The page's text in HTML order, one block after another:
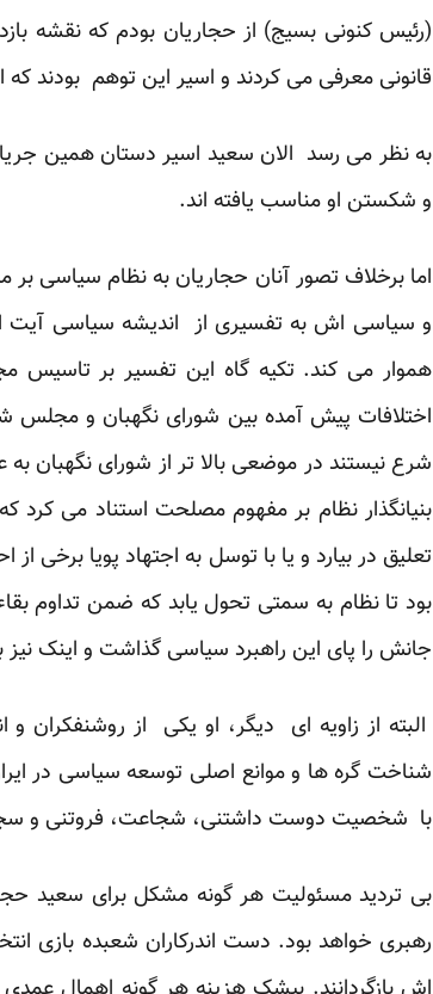
(رئیس کنونی بسیج) از حجاریان بودم که نقشه
قانونی معرفی می کردند و اسیر این توهم بودند
به نظر می رسد الان سعید اسیر دستان همین
و شکستن او مناسب یافته اند.
اما برخلاف تصور آنان حجاریان به نظام سیاسی
و سیاسی اش به تفسیری از اندیشه سیاسی آیت
هموار می کند. تکیه گاه این تفسیر بر
اختلافات پیش آمده بین شورای نگهبان و مجلس
شرع نیستند در موضعی بالا تر از شورای نگهبان به
بنیانگذار نظام بر مفهوم مصلحت استناد می کرد
تعلیق در بیارد و یا با توسل به اجتهاد پویا برخی
بود تا نظام به سمتی تحول یابد که ضمن تداوم
جانش را پای این راهبرد سیاسی گذاشت و اینک
البته از زاویه ای دیگر، او یکی از
شناخت گره ها و موانع اصلی توسعه سیاسی در
با شخصیت دوست داشتنی، شجاعت، فروتنی و
بی تردید مسئولیت هر گونه مشکل برای سعید
رهبری خواهد بود. دست اندرکاران شعبده بازی